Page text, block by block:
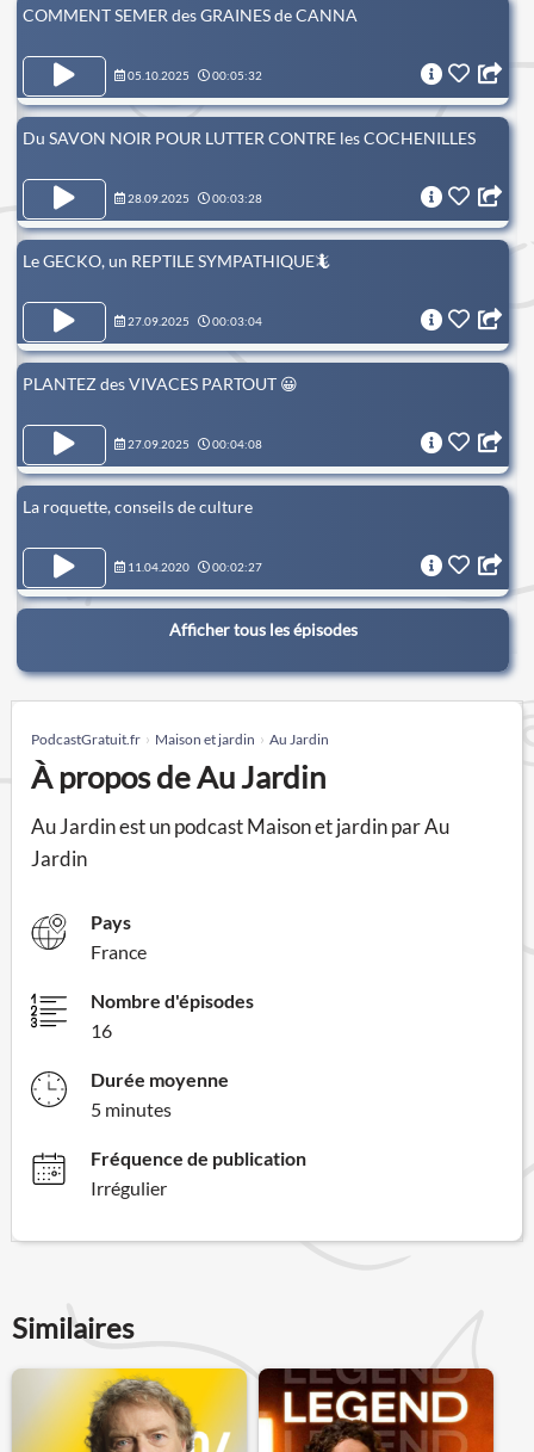
COMMENT SEMER des GRAINES de CANNA
05.10.2025 00:05:32
Du SAVON NOIR POUR LUTTER CONTRE les COCHENILLES
28.09.2025 00:03:28
Le GECKO, un REPTILE SYMPATHIQUE🦎
27.09.2025 00:03:04
PLANTEZ des VIVACES PARTOUT 😀
27.09.2025 00:04:08
La roquette, conseils de culture
11.04.2020 00:02:27
Afficher tous les épisodes
PodcastGratuit.fr Maison et jardin Au Jardin
À propos de Au Jardin
Au Jardin est un podcast Maison et jardin par Au
Jardin
Pays
France
Nombre d'épisodes
16
Durée moyenne
5 minutes
Fréquence de publication
Irrégulier
Similaires